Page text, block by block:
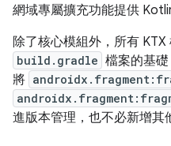
網域專屬擴充功能提供
除了核心模組外，所有
build.gradle 檔案的基
將
進版本管理，也不必新增其